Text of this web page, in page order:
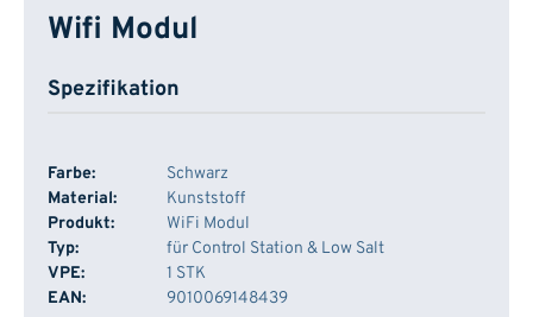
Wifi Modul
Spezifikation
Farbe:
Schwarz
Material:
Kunststoff
Produkt:
WiFi Modul
Typ:
für Control Station & Low Salt
VPE:
1 STK
EAN:
9010069148439